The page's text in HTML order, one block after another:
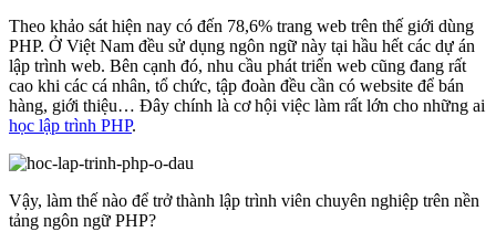
Theo khảo sát hiện nay có đến 78,6% trang web trên thế giới dùng
PHP. Ở Việt Nam đều sử dụng ngôn ngữ này tại hầu hết các dự án
lập trình web. Bên cạnh đó, nhu cầu phát triển web cũng đang rất
cao khi các cá nhân, tổ chức, tập đoàn đều cần có website để bán
hàng, giới thiệu… Đây chính là cơ hội việc làm rất lớn cho những ai
học lập trình PHP.
Vậy, làm thế nào để trở thành lập trình viên chuyên nghiệp trên nền
tảng ngôn ngữ PHP?